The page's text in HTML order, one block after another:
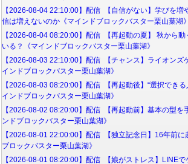
【2026-08-04 22:10:00】配信 【自信がない】学びを増
信は増えないのか《マインドブロックバスター栗山葉湖》
【2026-08-04 08:20:00】配信 【再起動の夏】 秋から
いる？《マインドブロックバスター栗山葉湖》
【2026-08-03 22:10:00】配信 【チャンス】ライオンズ
インドブロックバスター栗山葉湖》
【2026-08-03 08:20:00】配信 【再起動後】“選択でき
インドブロックバスター栗山葉湖》
【2026-08-02 08:20:00】配信 【再起動前】基本の型を
ンドブロックバスター栗山葉湖》
【2026-08-01 22:00:00】配信 【独立記念日】16年前に
ブロックバスター栗山葉湖》
【2026-08-01 08:20:00】配信 【娘がストレス】LINE